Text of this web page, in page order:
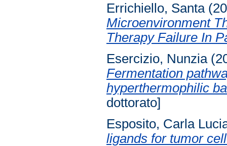
Errichiello, Santa
Microenvironment
Therapy Failure In
Esercizio, Nunzia
Fermentation
hyperthermophilic
dottorato]
Esposito, Carla
ligands for tumor